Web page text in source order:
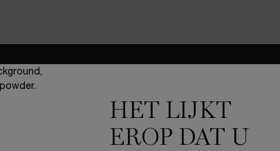
3 gratis staaltjes
HET LIJKT
EROP DAT U